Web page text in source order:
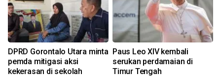
DPRD Gorontalo Utara minta
pemda mitigasi aksi
kekerasan di sekolah
Paus Leo XIV kembali
serukan perdamaian di
Timur Tengah